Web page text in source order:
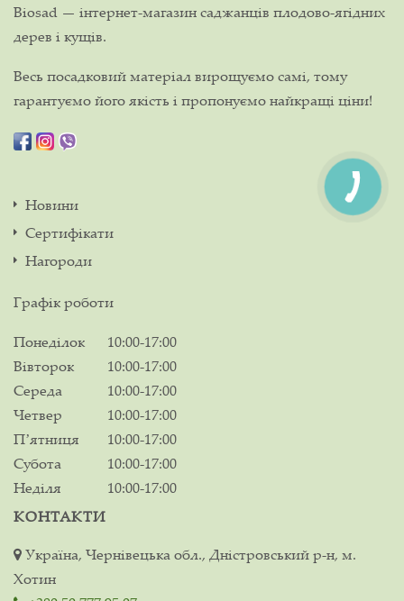
Biosad — інтернет-магазин саджанців плодово-ягідних
дерев і кущів.
Весь посадковий матеріал вирощуємо самі, тому
гарантуємо його якість і пропонуємо найкращі ціни!
Новини
Сертифікати
Нагороди
Графік роботи
Понеділок
10:00-17:00
Вівторок
10:00-17:00
Середа
10:00-17:00
Четвер
10:00-17:00
Пʼятниця
10:00-17:00
Субота
10:00-17:00
Неділя
10:00-17:00
КОНТАКТИ
Україна, Чернівецька обл., Дністровський р-н, м.
Хотин